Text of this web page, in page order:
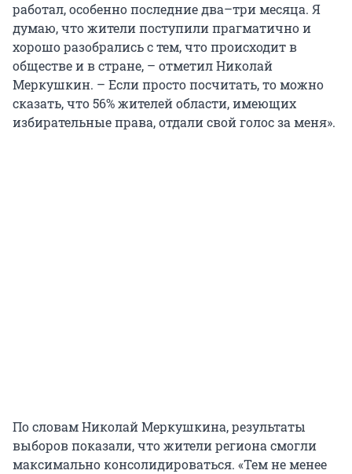
работал, особенно последние два–три месяца. Я
думаю, что жители поступили прагматично и
хорошо разобрались с тем, что происходит в
обществе и в стране, – отметил Николай
Меркушкин. – Если просто посчитать, то можно
сказать, что 56% жителей области, имеющих
избирательные права, отдали свой голос за меня».
По словам Николай Меркушкина, результаты
выборов показали, что жители региона смогли
максимально консолидироваться. «Тем не менее